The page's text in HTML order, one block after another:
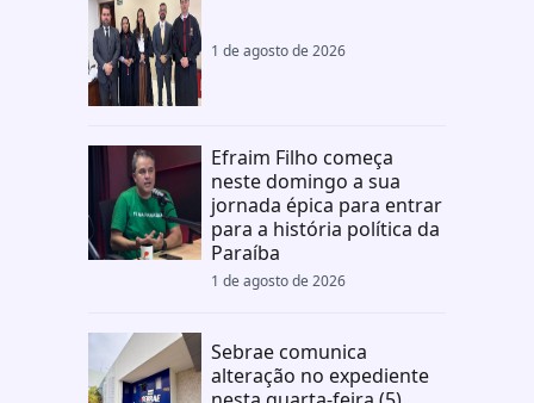
1 de agosto de 2026
Efraim Filho começa
neste domingo a sua
jornada épica para entrar
para a história política da
Paraíba
1 de agosto de 2026
Sebrae comunica
alteração no expediente